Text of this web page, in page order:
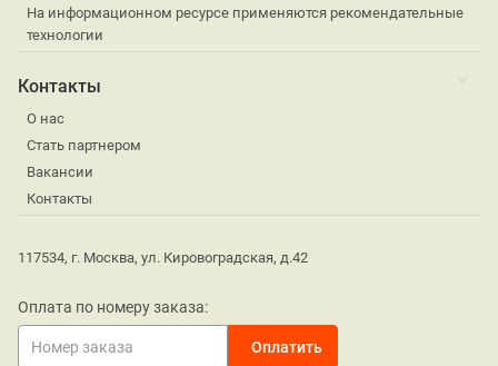
На информационном ресурсе применяются рекомендательные
технологии
Контакты
О нас
Стать партнером
Вакансии
Контакты
117534, г. Москва, ул. Кировоградская, д.42
Оплата по номеру заказа: